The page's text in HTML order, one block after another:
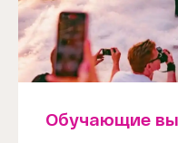
Обучающие